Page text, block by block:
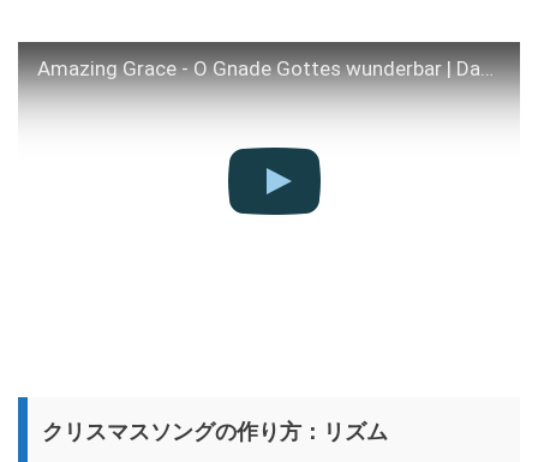
Amazing Grace - O Gnade Gottes wunderbar | David Döring - Panflöte | Flauta de Pan | Pan flute
クリスマスソングの作り方：リズム